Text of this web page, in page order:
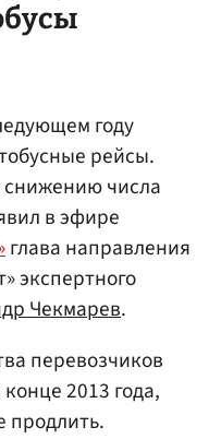
году
рейсы.
снижению числа
в эфире
глава направления
экспертного
Чекмарев.
перевозчиков
2013 года,
продлить.